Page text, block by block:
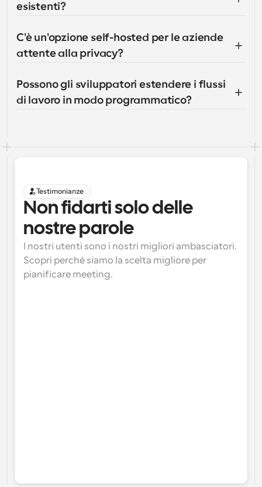
esistenti?
C'è un'opzione self-hosted per le aziende
attente alla privacy?
Possono gli sviluppatori estendere i flussi
di lavoro in modo programmatico?
Testimonianze
Non fidarti solo delle
nostre parole
I nostri utenti sono i nostri migliori ambasciatori.
Scopri perché siamo la scelta migliore per
pianificare meeting.